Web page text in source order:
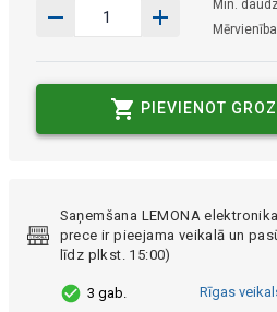
Min.
PIEVIENOT
Saņemšana LEMONA
prece ir pieejama veikalā un
līdz plkst. 15:00)
3 gab.
Rīgas